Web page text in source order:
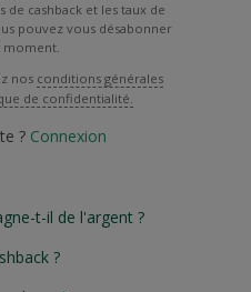
cashback et les taux de
pouvez vous désabonner
moment.
nos conditions générales
de confidentialité.
? Connexion
t-il de l'argent ?
?